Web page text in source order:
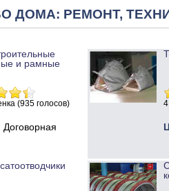
ДОМА: РЕМОНТ,
и рамные
(935 голосов)
Договорная